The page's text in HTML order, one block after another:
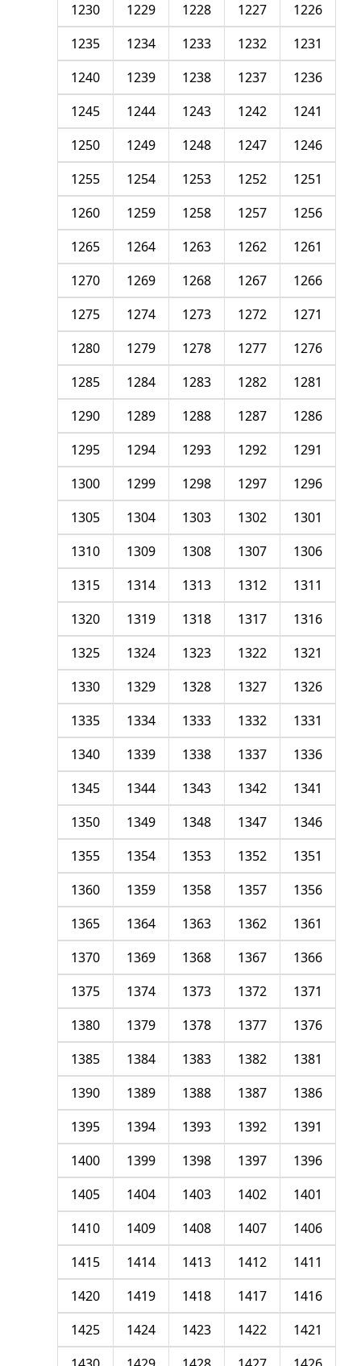
1226
1227
1228
1229
1230
1231
1232
1233
1234
1235
1236
1237
1238
1239
1240
1241
1242
1243
1244
1245
1246
1247
1248
1249
1250
1251
1252
1253
1254
1255
1256
1257
1258
1259
1260
1261
1262
1263
1264
1265
1266
1267
1268
1269
1270
1271
1272
1273
1274
1275
1276
1277
1278
1279
1280
1281
1282
1283
1284
1285
1286
1287
1288
1289
1290
1291
1292
1293
1294
1295
1296
1297
1298
1299
1300
1301
1302
1303
1304
1305
1306
1307
1308
1309
1310
1311
1312
1313
1314
1315
1316
1317
1318
1319
1320
1321
1322
1323
1324
1325
1326
1327
1328
1329
1330
1331
1332
1333
1334
1335
1336
1337
1338
1339
1340
1341
1342
1343
1344
1345
1346
1347
1348
1349
1350
1351
1352
1353
1354
1355
1356
1357
1358
1359
1360
1361
1362
1363
1364
1365
1366
1367
1368
1369
1370
1371
1372
1373
1374
1375
1376
1377
1378
1379
1380
1381
1382
1383
1384
1385
1386
1387
1388
1389
1390
1391
1392
1393
1394
1395
1396
1397
1398
1399
1400
1401
1402
1403
1404
1405
1406
1407
1408
1409
1410
1411
1412
1413
1414
1415
1416
1417
1418
1419
1420
1421
1422
1423
1424
1425